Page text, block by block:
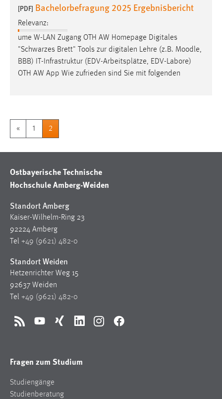
[PDF] Bachelorbefragung 2025 Ergebnisbericht
Relevanz:
ume W-LAN Zugang OTH AW Homepage Digitales
"Schwarzes Brett" Tools zur digitalen Lehre (z.B. Moodle,
BBB) IT-Infrastruktur (EDV-Arbeitsplätze, EDV-Labore)
OTH AW App Wie zufrieden sind Sie mit folgenden
« 1 2
Ostbayerische Technische
Hochschule Amberg-Weiden
Standort Amberg
Kaiser-Wilhelm-Ring 23
92224 Amberg
Tel +49 (9621) 482-0
Standort Weiden
Hetzenrichter Weg 15
92637 Weiden
Tel +49 (9621) 482-0
RSS YouTubeXing LinkedInInstagramFacebook
Fragen zum Studium
Studiengänge
Studienberatung